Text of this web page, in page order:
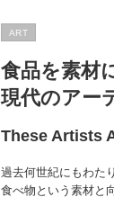
ART
食品を素材
現代のアー
These Artists
過去何世紀にもわた
食べ物という素材と